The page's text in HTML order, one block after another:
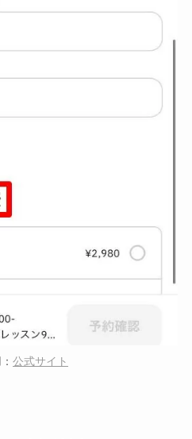
公式サイト